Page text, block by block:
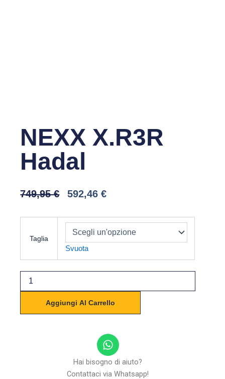
NEXX X.R3R
Hadal
749,95€
Il
Originale
Era:
749,95 €.
592,46€Il
Attuale
È:
592,46 €.
Taglia
Svuota
Hadal
Aggiungi Al Carrello
W
h
a
t
Hai bisogno di aiuto?
Contattaci via Whatsapp!